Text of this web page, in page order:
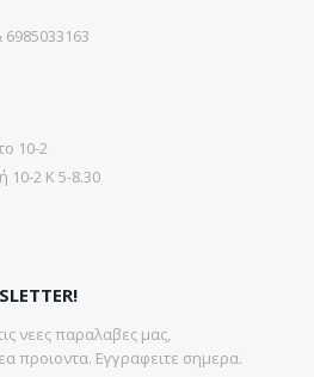
6985033163
10-2
10-2 Κ 5-8.30
νεες παραλαβες μας,
προιοντα. Εγγραφειτε σημερα.